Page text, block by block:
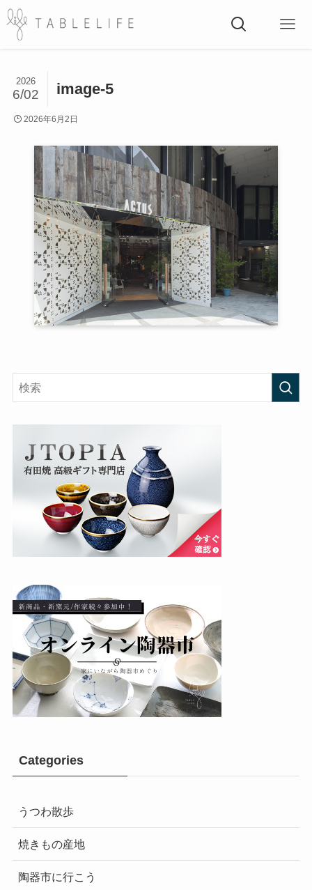
image-5
2026
6/02
2026年6月2日
Categories
うつわ散歩
焼きもの産地
陶器市に行こう